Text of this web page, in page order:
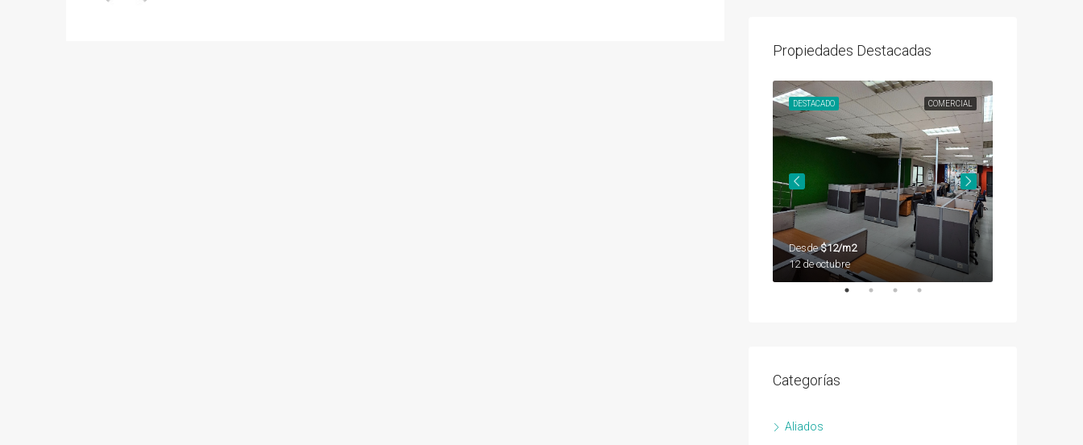
Propiedades Destacadas
COMERCIAL
DESTACADO
Desde$12/m2
12 de octubre
Categorías
Aliados